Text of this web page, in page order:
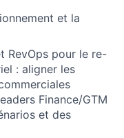
et la
RevOps pour le re-
: aligner les
Finance/GTM
et des